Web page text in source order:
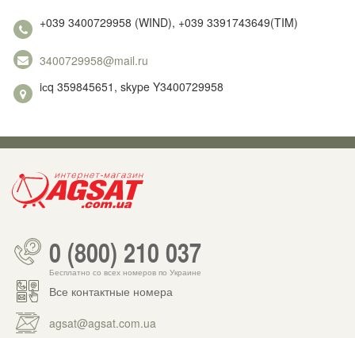
+039 3400729958 (WIND), +039 3391743649(TIM)
3400729958@mail.ru
iсq 359845651, skype Y3400729958
0 (800) 210 037
Бесплатно со всех номеров по Украине
Все контактные номера
agsat@agsat.com.ua